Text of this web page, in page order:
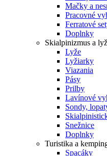
Mačky a
Pracovné
Ferratové
Doplnky
Skialpinizmus a
Lyže
Lyžiarky
Viazania
Pásy
Prilby
Lavínové
Sondy,
Snežnice
Doplnky
Turistika a
Spacáky